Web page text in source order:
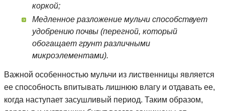
коркой;
Медленное разложение мульчи способствует
удобрению почвы (перегной, который
обогащает грунт различными
микроэлементами).
Важной особенностью мульчи из лиственницы является
ее способность впитывать лишнюю влагу и отдавать ее,
когда наступает засушливый период. Таким образом,